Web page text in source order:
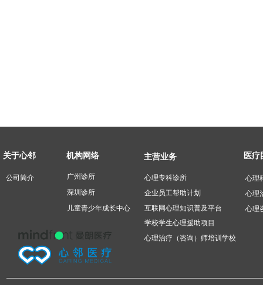
机构网络
心理专科诊所 ​
企业员工帮助计划
互联网心理知识普及平台
学校学生心理援助项目
心理治疗（咨询）师培训学校
心理
心理
心理
关于心邻
公司简介
广州诊所
深圳诊所
儿童青少年成长中心
主营业务 医疗